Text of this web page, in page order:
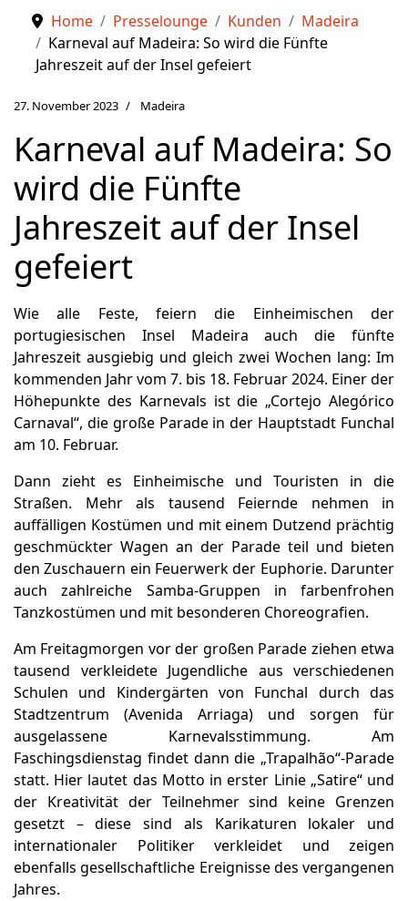
Home Presselounge Kunden
Madeira
Karneval auf Madeira: So wird die Fünfte
Jahreszeit auf der Insel gefeiert
27. November 2023 Madeira
Karneval auf Madeira: So
wird die Fünfte
Jahreszeit auf der Insel
gefeiert
Wie alle Feste, feiern die Einheimischen der
portugiesischen Insel Madeira auch die fünfte
Jahreszeit ausgiebig und gleich zwei Wochen lang: Im
kommenden Jahr vom 7. bis 18. Februar 2024. Einer der
Höhepunkte des Karnevals ist die „Cortejo Alegórico
Carnaval“, die große Parade in der Hauptstadt Funchal
am 10. Februar.
Dann zieht es Einheimische und Touristen in die
Straßen. Mehr als tausend Feiernde nehmen in
auffälligen Kostümen und mit einem Dutzend prächtig
geschmückter Wagen an der Parade teil und bieten
den Zuschauern ein Feuerwerk der Euphorie. Darunter
auch zahlreiche Samba-Gruppen in farbenfrohen
Tanzkostümen und mit besonderen Choreografien.
Am Freitagmorgen vor der großen Parade ziehen etwa
tausend verkleidete Jugendliche aus verschiedenen
Schulen und Kindergärten von Funchal durch das
Stadtzentrum (Avenida Arriaga) und sorgen für
ausgelassene Karnevalsstimmung. Am
Faschingsdienstag findet dann die „Trapalhão“-Parade
statt. Hier lautet das Motto in erster Linie „Satire“ und
der Kreativität der Teilnehmer sind keine Grenzen
gesetzt – diese sind als Karikaturen lokaler und
internationaler Politiker verkleidet und zeigen
ebenfalls gesellschaftliche Ereignisse des vergangenen
Jahres.